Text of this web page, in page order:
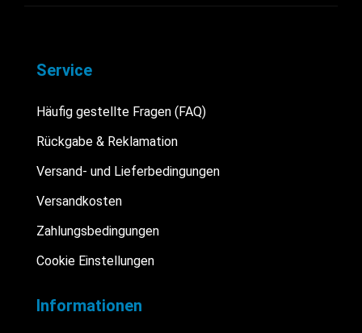
Service
Häufig gestellte Fragen (FAQ)
Rückgabe & Reklamation
Versand- und Lieferbedingungen
Versandkosten
Zahlungsbedingungen
Cookie Einstellungen
Informationen